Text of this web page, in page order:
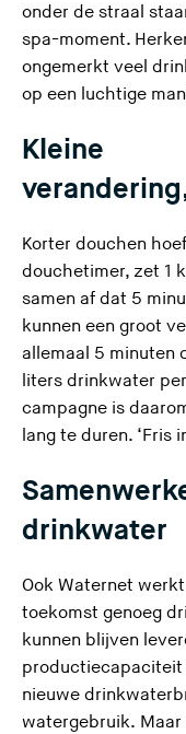
onder de straal
spa-moment.
ongemerkt veel
op een luchtige
Kleine
Korter douchen
douchetimer, zet 1
samen af dat 5
kunnen een groot
allemaal 5 minuten
liters drinkwater
campagne is
lang te duren. ‘Fris
drinkwater
Ook Waternet
toekomst genoeg
kunnen blijven
productiecapaciteit
nieuwe
watergebruik.